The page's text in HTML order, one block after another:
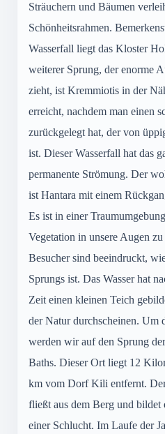
Sträuchern und Bäumen
Schönheitsrahmen.
Wasserfall liegt das Kloster
weiterer Sprung, der enorme
zieht, ist Kremmiotis in der
erreicht, nachdem man einen
zurückgelegt hat, der von
ist. Dieser Wasserfall hat das
permanente Strömung. Der
ist Hantara mit einem
Es ist in einer
Vegetation in unsere Augen
Besucher sind beeindruckt,
Sprungs ist. Das Wasser hat
Zeit einen kleinen Teich
der Natur durchscheinen. Um
werden wir auf den Sprung
Baths. Dieser Ort liegt 12
km vom Dorf Kili entfernt.
fließt aus dem Berg und bildet
einer Schlucht. Im Laufe der